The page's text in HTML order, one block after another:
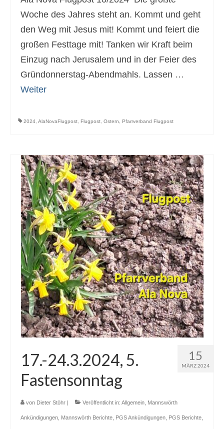
Woche des Jahres steht an. Kommt und geht
den Weg mit Jesus mit! Kommt und feiert die
großen Festtage mit! Tanken wir Kraft beim
Einzug nach Jerusalem und in der Feier des
Gründonnerstag-Abendmahls. Lassen …
Weiter
2024 AlaNovaFlugpost Flugpost Ostern Pfarrverband Flugpost
15
MÄRZ 2024
17.-24.3.2024, 5.
Fastensonntag
von Dieter Stöhr | Veröffentlicht in: Allgemein Mannswörth
Ankündigungen Mannswörth Berichte PGS Ankündigungen PGS Berichte